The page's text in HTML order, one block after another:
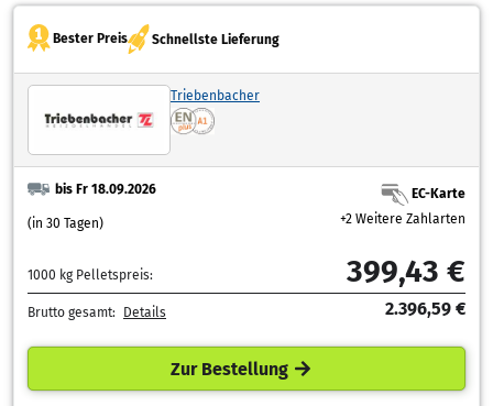
Bester Preis Schnellste Lieferung
Triebenbacher
bis Fr 18.09.2026
(in 30 Tagen)
EC-Karte
+2 Weitere Zahlarten
1000 kg Pelletspreis: 399,43 €
Brutto gesamt: Details 2.396,59 €
Zur Bestellung